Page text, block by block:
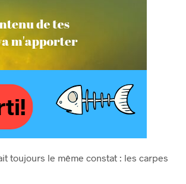
toujours le même constat : les carpes